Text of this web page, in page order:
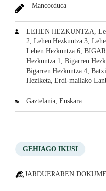
Mancoeduca
LEHEN HEZKUNTZA,
2, Lehen Hezkuntza 3,
Lehen Hezkuntza 6,
Hezkuntza 1, Bigarren
Bigarren Hezkuntza 4,
Heziketa, Erdi-mailako
Gaztelania, Euskara
GEHIAGO IKUSI
JARDUERAREN